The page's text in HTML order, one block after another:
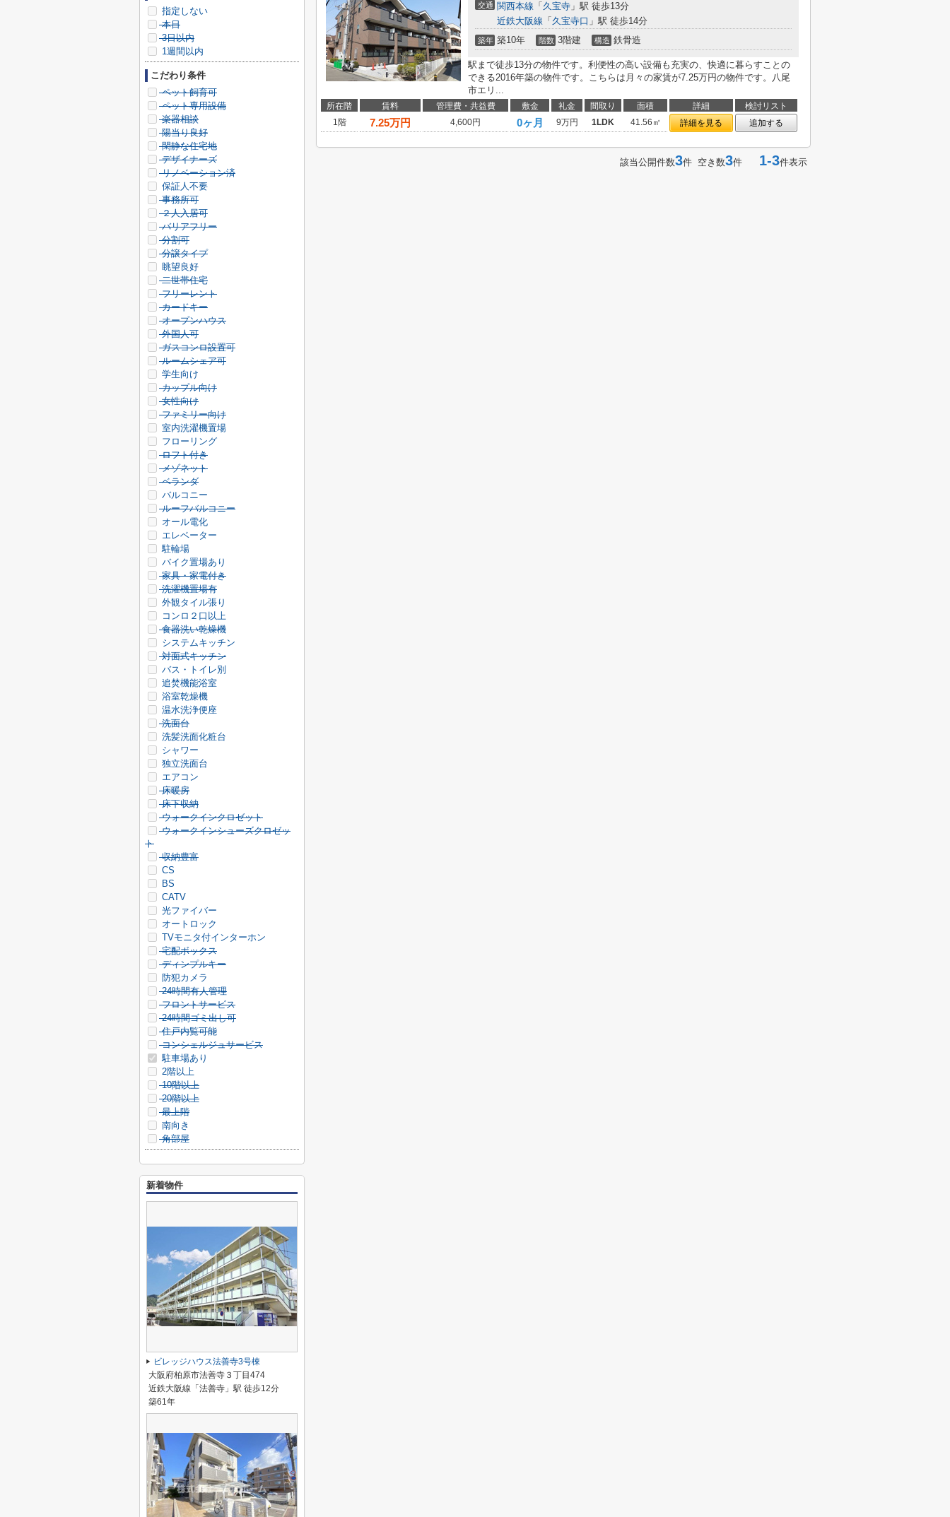
交通 関西本線 「 久宝寺 」駅 徒歩13分
近鉄大阪線 「 久宝寺口 」駅 徒歩14分
築年 築10年 階数 3階建 構造 鉄骨造
駅まで徒歩13分の物件です。利便性の高い設備も充実の、快適に暮らすことの
できる2016年築の物件です。こちらは月々の家賃が7.25万円の物件です。八尾
市エリ...
所在階 賃料 管理費・共益費 敷金 礼金 間取り 面積 詳細
検討リスト
1階
7.25万円 4,600円 0ヶ月 9万円 1LDK 41.56㎡ 詳細を見る 追加する
該当公開件数3件 空き数3件 1-3件表示
指定しない
本日
3日以内
1週間以内
こだわり条件
ペット飼育可
ペット専用設備
楽器相談
陽当り良好
閑静な住宅地
デザイナーズ
リノベーション済
保証人不要
事務所可
２人入居可
バリアフリー
分割可
分譲タイプ
眺望良好
二世帯住宅
フリーレント
カードキー
オープンハウス
外国人可
ガスコンロ設置可
ルームシェア可
学生向け
カップル向け
女性向け
ファミリー向け
室内洗濯機置場
フローリング
ロフト付き
メゾネット
ベランダ
バルコニー
ルーフバルコニー
オール電化
エレベーター
駐輪場
バイク置場あり
家具・家電付き
洗濯機置場有
外観タイル張り
コンロ２口以上
食器洗い乾燥機
システムキッチン
対面式キッチン
バス・トイレ別
追焚機能浴室
浴室乾燥機
温水洗浄便座
洗面台
洗髪洗面化粧台
シャワー
独立洗面台
エアコン
床暖房
床下収納
ウォークインクロゼット
ウォークインシューズクロゼッ
ト
収納豊富
CS
BS
CATV
光ファイバー
オートロック
TVモニタ付インターホン
宅配ボックス
ディンプルキー
防犯カメラ
24時間有人管理
フロントサービス
24時間ゴミ出し可
住戸内覧可能
コンシェルジュサービス
駐車場あり
2階以上
10階以上
20階以上
最上階
南向き
角部屋
新着物件
ビレッジハウス法善寺3号棟
大阪府柏原市法善寺３丁目474
近鉄大阪線「法善寺」駅 徒歩12分
築61年